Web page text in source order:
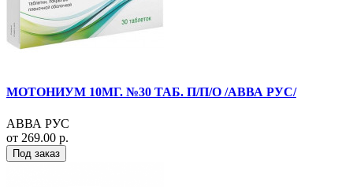
МОТОНИУМ 10МГ. №30 ТАБ. П/П/О /АВВА РУС/
АВВА РУС
от 269.00 р.
Под заказ